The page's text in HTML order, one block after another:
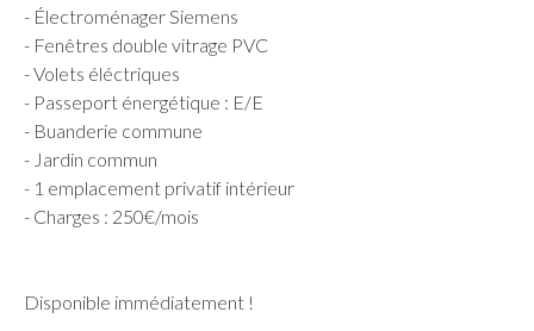
- Électroménager Siemens
- Fenêtres double vitrage PVC
- Volets éléctriques
- Passeport énergétique : E/E
- Buanderie commune
- Jardin commun
- 1 emplacement privatif intérieur
- Charges : 250€/mois
Disponible immédiatement !